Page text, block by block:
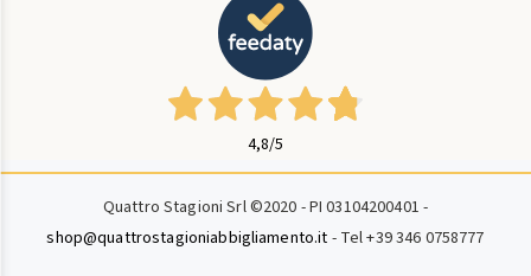
4,8/5
Quattro Stagioni Srl ©2020 - PI 03104200401 -
shop@quattrostagioniabbigliamento.it - Tel +39 346 0758777